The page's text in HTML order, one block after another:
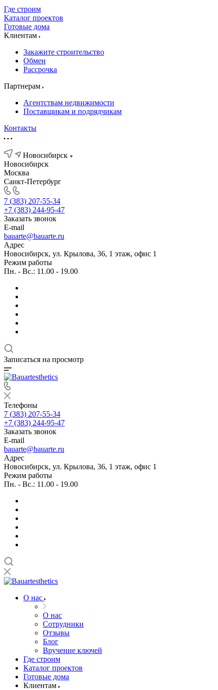
Где строим
Каталог проектов
Готовые дома
Клиентам
Закажите строительство
Обмен
Рассрочка
Партнерам
Агентствам недвижимости
Поставщикам и подрядчикам
Контакты
Новосибирск
Новосибирск
Москва
Санкт-Петербург
7 (383) 207-55-34
+7 (383) 244-95-47
Заказать звонок
E-mail
bauarte@bauarte.ru
Адрес
Новосибирск, ул. Крылова, 36, 1 этаж, офис 1
Режим работы
Пн. - Вс.: 11.00 - 19.00
Записаться на просмотр
Телефоны
7 (383) 207-55-34
+7 (383) 244-95-47
Заказать звонок
E-mail
bauarte@bauarte.ru
Адрес
Новосибирск, ул. Крылова, 36, 1 этаж, офис 1
Режим работы
Пн. - Вс.: 11.00 - 19.00
О нас
О нас
Сотрудники
Отзывы
Блог
Вручение ключей
Где строим
Каталог проектов
Готовые дома
Клиентам